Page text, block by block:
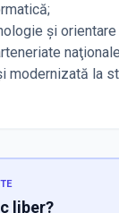
şi
modernizată la
liber?